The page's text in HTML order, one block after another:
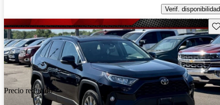
Verif. disponibilidad
Precio reducido